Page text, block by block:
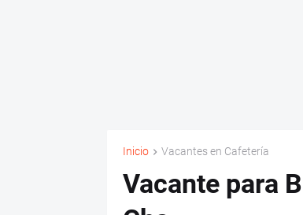
Inicio Vacantes en Cafetería
Vacante para